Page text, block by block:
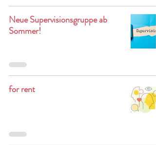
Neue Supervisionsgruppe ab
Sommer!
for rent